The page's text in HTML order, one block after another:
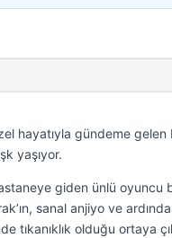
hayatıyla gündeme
yaşıyor.
giden ünlü oyuncu
sanal anjiyo ve
tıkanıklık olduğu ortaya